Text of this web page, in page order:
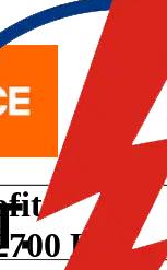
K